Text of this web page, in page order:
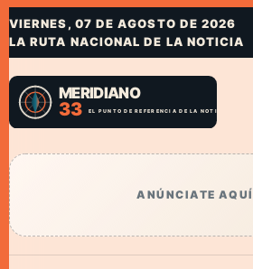
VIERNES, 07 DE AGOSTO DE 2026
LA RUTA NACIONAL DE LA NOTICIA
ANÚNCIATE AQUÍ